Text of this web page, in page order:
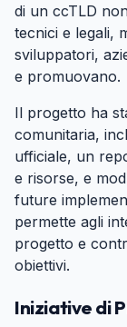
di un ccTLD
tecnici e legali,
sviluppatori,
e promuovano.
Il progetto ha
comunitaria,
ufficiale, un
e risorse, e
future
permette agli
progetto e
obiettivi.
Iniziative di